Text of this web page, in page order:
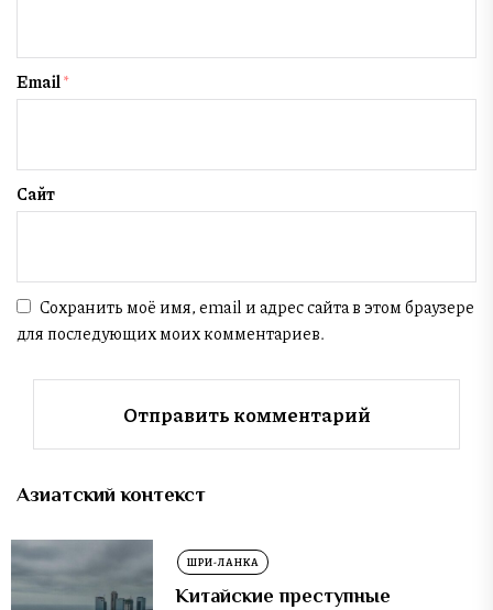
Email*
Сайт
Сохранить моё имя, email и адрес сайта в этом браузере
для последующих моих комментариев.
Азиатский контекст
ШРИ-ЛАНКА
Китайские преступные